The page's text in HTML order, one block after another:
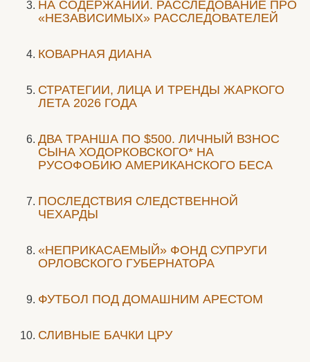
НА СОДЕРЖАНИИ. РАССЛЕДОВАНИЕ ПРО
«НЕЗАВИСИМЫХ» РАССЛЕДОВАТЕЛЕЙ
КОВАРНАЯ ДИАНА
СТРАТЕГИИ, ЛИЦА И ТРЕНДЫ ЖАРКОГО
ЛЕТА 2026 ГОДА
ДВА ТРАНША ПО $500. ЛИЧНЫЙ ВЗНОС
СЫНА ХОДОРКОВСКОГО* НА
РУСОФОБИЮ АМЕРИКАНСКОГО БЕСА
ПОСЛЕДСТВИЯ СЛЕДСТВЕННОЙ
ЧЕХАРДЫ
«НЕПРИКАСАЕМЫЙ» ФОНД СУПРУГИ
ОРЛОВСКОГО ГУБЕРНАТОРА
ФУТБОЛ ПОД ДОМАШНИМ АРЕСТОМ
СЛИВНЫЕ БАЧКИ ЦРУ